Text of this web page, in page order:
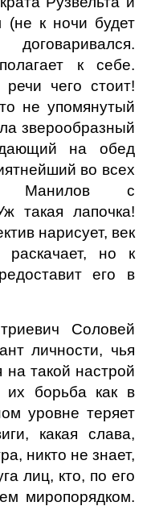
(не к ночи будет
к себе.
чего стоит!
не упомянутый
зверообразный
на обед
во всех
Манилов с
такая лапочка!
нарисует, век
но к
его в
Соловей
личности, чья
на такой настрой
их борьба как в
уровне теряет
какая слава,
никто не знает,
лиц, кто, по его
миропорядком.